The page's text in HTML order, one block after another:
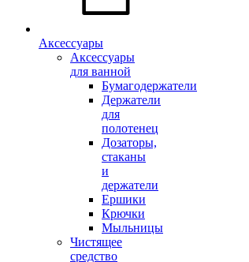
Аксессуары
Аксессуары
для ванной
Бумагодержатели
Держатели
для
полотенец
Дозаторы,
стаканы
и
держатели
Ершики
Крючки
Мыльницы
Чистящее
средство